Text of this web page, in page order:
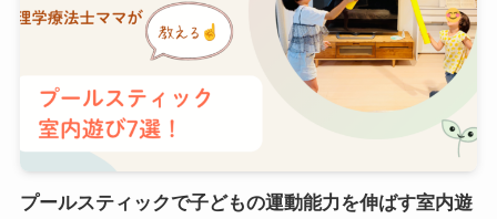
プールスティックで子どもの運動能力を伸ばす室内遊